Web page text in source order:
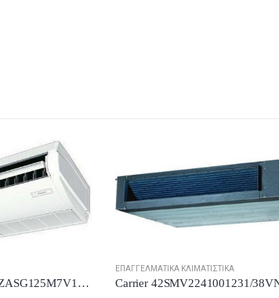
Carrier 42SMV2241001231/38VN2241123A Επαγγελματικό Κλιματιστικό Inverter Καναλάτο 24000 BTU
ΕΠΑΓΓΕΛΜΑΤΙΚΆ ΚΛΙΜΑΤΙΣΤΙΚΆ